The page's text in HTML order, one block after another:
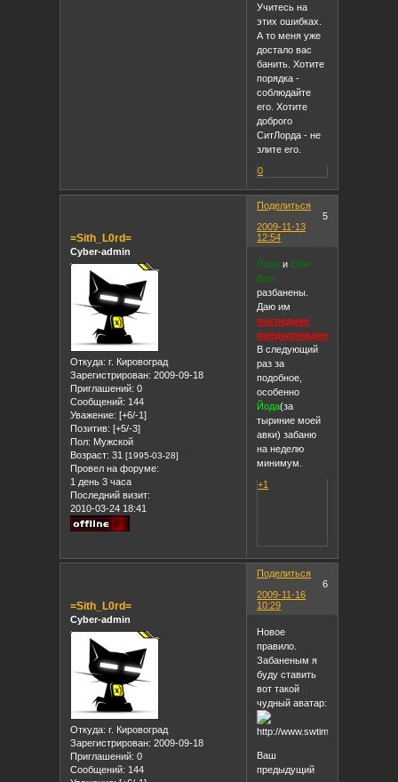
Учитесь на
этих ошибках.
А то меня уже
достало вас
банить. Хотите
порядка -
соблюдайте
его. Хотите
доброго
СитЛорда - не
злите его.
0
Поделиться
5
2009-11-13
12:54
=Sith_L0rd=
Cyber-admin
Откуда: г. Кировоград
Зарегистрирован: 2009-09-18
Приглашений: 0
Сообщений: 144
Уважение: [+6/-1]
Позитив: [+5/-3]
Пол: Мужской
Возраст: 31[1995-03-28]
Провел на форуме:
1 день 3 часа
Последний визит:
2010-03-24 18:41
ЙодаиОби-
Ван
разбанены.
Даю им
последнее
предупреждение
В следующий
раз за
подобное,
особенно
Йода(за
тыриние моей
авки) забаню
на неделю
минимум.
+1
Поделиться
6
2009-11-16
10:29
=Sith_L0rd=
Cyber-admin
Откуда: г. Кировоград
Зарегистрирован: 2009-09-18
Приглашений: 0
Сообщений: 144
Новое
правило.
Забаненым я
буду ставить
вот такой
чудный аватар:
Ваш
предыдущий